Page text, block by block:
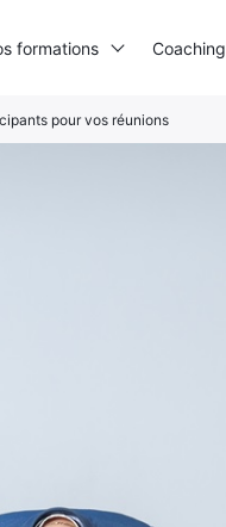
pour vos réunions
formations Coaching